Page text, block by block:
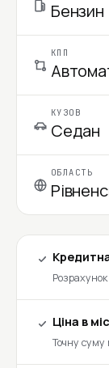
Бензин
КПП
КУЗОВ
Седан
ОБЛАСТЬ
Ціна в
Точну суму